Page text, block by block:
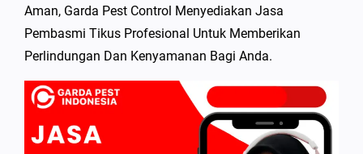
Aman, Garda Pest Control Menyediakan Jasa
Pembasmi Tikus Profesional Untuk Memberikan
Perlindungan Dan Kenyamanan Bagi Anda.